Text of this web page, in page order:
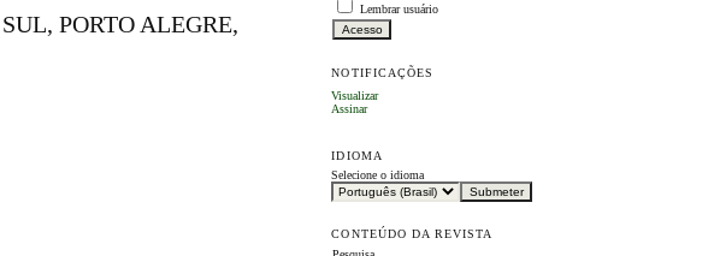
Lembrar usuário
NOTIFICAÇÕES
Visualizar
Assinar
IDIOMA
Selecione o idioma
CONTEÚDO DA REVISTA
PORTO ALEGRE,